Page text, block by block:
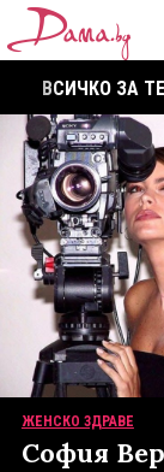
ВСИЧКО ЗА
ЖЕНСКО ЗДРАВЕ
София